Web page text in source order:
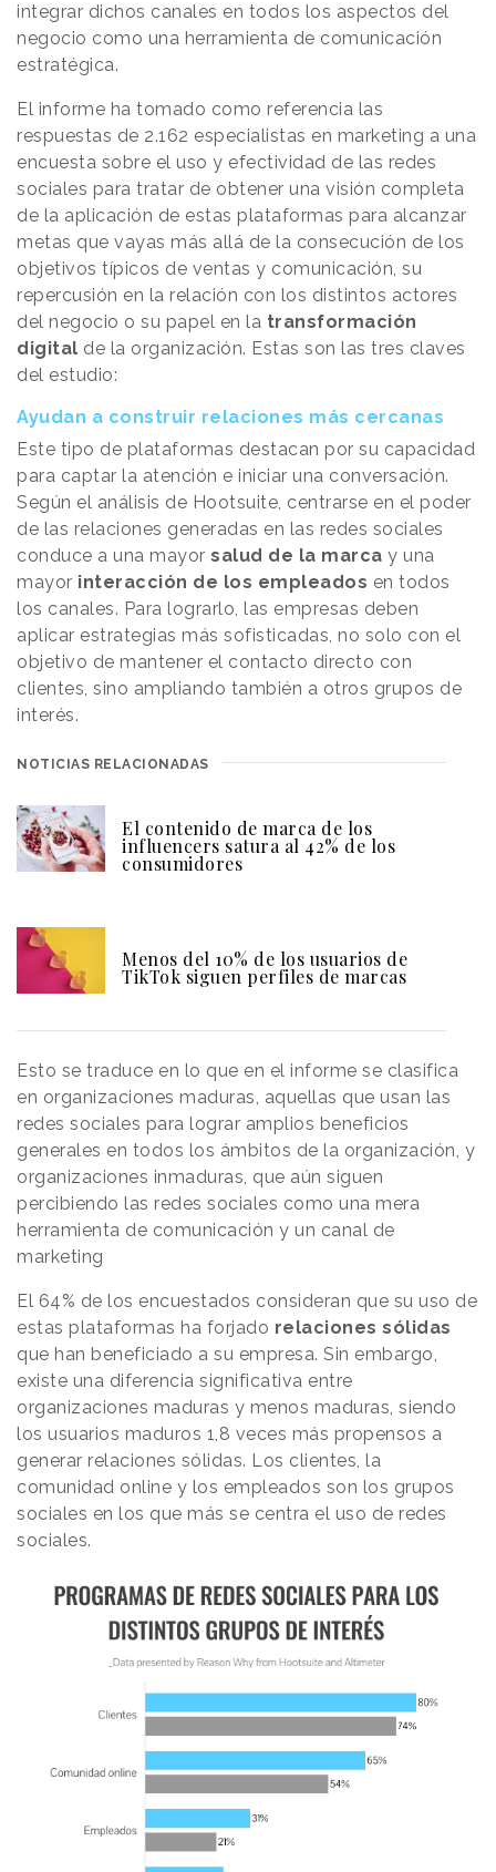
integrar dichos canales en todos los aspectos del
negocio como una herramienta de comunicación
estratégica.
El informe ha tomado como referencia las
respuestas de 2.162 especialistas en marketing a una
encuesta sobre el uso y efectividad de las redes
sociales para tratar de obtener una visión completa
de la aplicación de estas plataformas para alcanzar
metas que vayas más allá de la consecución de los
objetivos típicos de ventas y comunicación, su
repercusión en la relación con los distintos actores
del negocio o su papel en la transformación
digital de la organización. Estas son las tres claves
del estudio:
Ayudan a construir relaciones más cercanas
Este tipo de plataformas destacan por su capacidad
para captar la atención e iniciar una conversación.
Según el análisis de Hootsuite, centrarse en el poder
de las relaciones generadas en las redes sociales
conduce a una mayor salud de la marca y una
mayor interacción de los empleados en todos
los canales. Para lograrlo, las empresas deben
aplicar estrategias más sofisticadas, no solo con el
objetivo de mantener el contacto directo con
clientes, sino ampliando también a otros grupos de
interés.
NOTICIAS RELACIONADAS
El contenido de marca de los
influencers satura al 42% de los
consumidores
Menos del 10% de los usuarios de
TikTok siguen perfiles de marcas
Esto se traduce en lo que en el informe se clasifica
en organizaciones maduras, aquellas que usan las
redes sociales para lograr amplios beneficios
generales en todos los ámbitos de la organización, y
organizaciones inmaduras, que aún siguen
percibiendo las redes sociales como una mera
herramienta de comunicación y un canal de
marketing
El 64% de los encuestados consideran que su uso de
estas plataformas ha forjado relaciones sólidas
que han beneficiado a su empresa. Sin embargo,
existe una diferencia significativa entre
organizaciones maduras y menos maduras, siendo
los usuarios maduros 1,8 veces más propensos a
generar relaciones sólidas. Los clientes, la
comunidad online y los empleados son los grupos
sociales en los que más se centra el uso de redes
sociales.